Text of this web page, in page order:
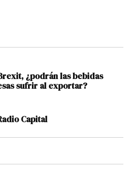
¿podrán las bebidas
sufrir al exportar?
Capital